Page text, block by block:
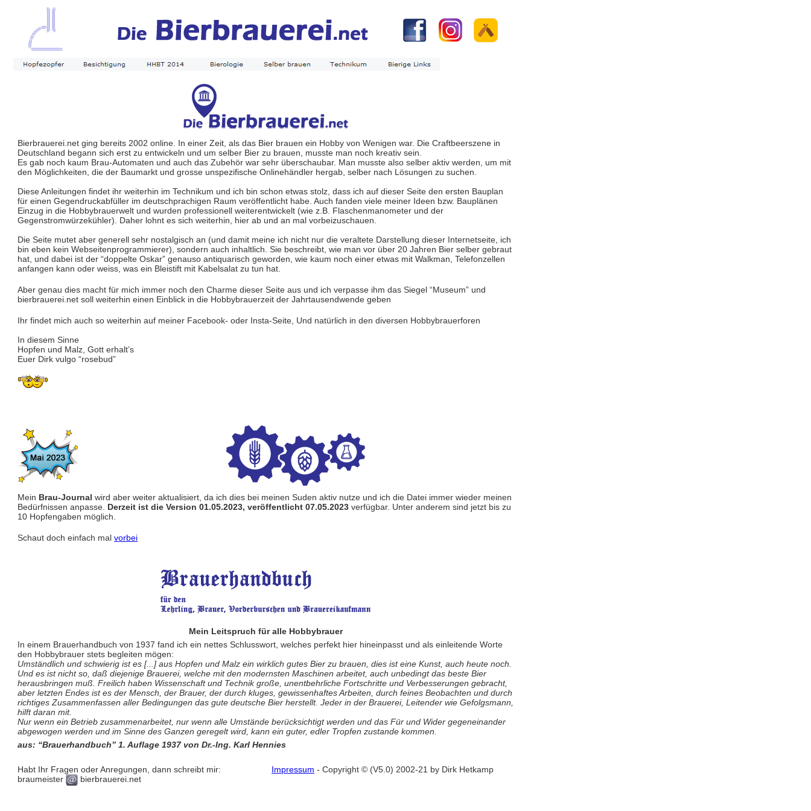
Bierbrauerei.net ging bereits 2002 online. In einer Zeit, als das Bier brauen ein Hobby von Wenigen war. Die Craftbeerszene in
Deutschland begann sich erst zu entwickeln und um selber Bier zu brauen, musste man noch kreativ sein.
Es gab noch kaum Brau-Automaten und auch das Zubehör war sehr überschaubar. Man musste also selber aktiv werden, um mit
den Möglichkeiten, die der Baumarkt und grosse unspezifische Onlinehändler hergab, selber nach Lösungen zu suchen.
Diese Anleitungen findet ihr weiterhin im Technikum und ich bin schon etwas stolz, dass ich auf dieser Seite den ersten Bauplan
für einen Gegendruckabfüller im deutschprachigen Raum veröffentlicht habe. Auch fanden viele meiner Ideen bzw. Bauplänen
Einzug in die Hobbybrauerwelt und wurden professionell weiterentwickelt (wie z.B. Flaschenmanometer und der
Gegenstromwürzekühler). Daher lohnt es sich weiterhin, hier ab und an mal vorbeizuschauen.
Die Seite mutet aber generell sehr nostalgisch an (und damit meine ich nicht nur die veraltete Darstellung dieser Internetseite, ich
bin eben kein Webseitenprogrammierer), sondern auch inhaltlich. Sie beschreibt, wie man vor über 20 Jahren Bier selber gebraut
hat, und dabei ist der “doppelte Oskar” genauso antiquarisch geworden, wie kaum noch einer etwas mit Walkman, Telefonzellen
anfangen kann oder weiss, was ein Bleistift mit Kabelsalat zu tun hat.
Aber genau dies macht für mich immer noch den Charme dieser Seite aus und ich verpasse ihm das Siegel “Museum” und
bierbrauerei.net soll weiterhin einen Einblick in die Hobbybrauerzeit der Jahrtausendwende geben
Ihr findet mich auch so weiterhin auf meiner Facebook- oder Insta-Seite, Und natürlich in den diversen Hobbybrauerforen
In diesem Sinne
Hopfen und Malz, Gott erhalt’s
Euer Dirk vulgo “rosebud”
Mein Brau-Journal wird aber weiter aktualisiert, da ich dies bei meinen Suden aktiv nutze und ich die Datei immer wieder meinen
Bedürfnissen anpasse. Derzeit ist die Version 01.05.2023, veröffentlicht 07.05.2023 verfügbar. Unter anderem sind jetzt bis zu
10 Hopfengaben möglich.
Schaut doch einfach mal vorbei
Mein Leitspruch für alle Hobbybrauer
In einem Brauerhandbuch von 1937 fand ich ein nettes Schlusswort, welches perfekt hier hineinpasst und als einleitende Worte
den Hobbybrauer stets begleiten mögen:
Umständlich und schwierig ist es [...] aus Hopfen und Malz ein wirklich gutes Bier zu brauen, dies ist eine Kunst, auch heute noch.
Und es ist nicht so, daß diejenige Brauerei, welche mit den modernsten Maschinen arbeitet, auch unbedingt das beste Bier
herausbringen muß. Freilich haben Wissenschaft und Technik große, unentbehrliche Fortschritte und Verbesserungen gebracht,
aber letzten Endes ist es der Mensch, der Brauer, der durch kluges, gewissenhaftes Arbeiten, durch feines Beobachten und durch
richtiges Zusammenfassen aller Bedingungen das gute deutsche Bier herstellt. Jeder in der Brauerei, Leitender wie Gefolgsmann,
hilft daran mit.
Nur wenn ein Betrieb zusammenarbeitet, nur wenn alle Umstände berücksichtigt werden und das Für und Wider gegeneinander
abgewogen werden und im Sinne des Ganzen geregelt wird, kann ein guter, edler Tropfen zustande kommen.
aus: “Brauerhandbuch” 1. Auflage 1937 von Dr.-Ing. Karl Hennies
Habt Ihr Fragen oder Anregungen, dann schreibt mir:
braumeister
bierbrauerei.net
Impressum - Copyright © (V5.0) 2002-21 by Dirk Hetkamp